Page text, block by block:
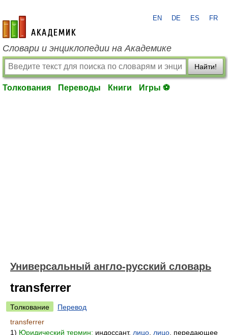
academic.ru
EN DE ES FR
Словари и энциклопедии на Академике
Найти!
Толкования Переводы Книги Игры ⚽
Универсальный англо-русский словарь
transferrer
Толкование
Перевод
transferrer
1) Юридический термин: индоссант, лицо лицо , передающее